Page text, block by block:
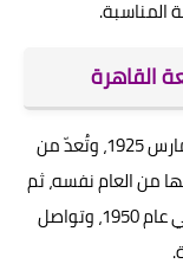
المناسبة.
القاهرة
في 11 مارس 1925، وتُعدّ من
من العام نفسه، ثم
انتقلت إلى مبانيها الحالية داخل الحرم الجامعي عام 1950، وتواصل